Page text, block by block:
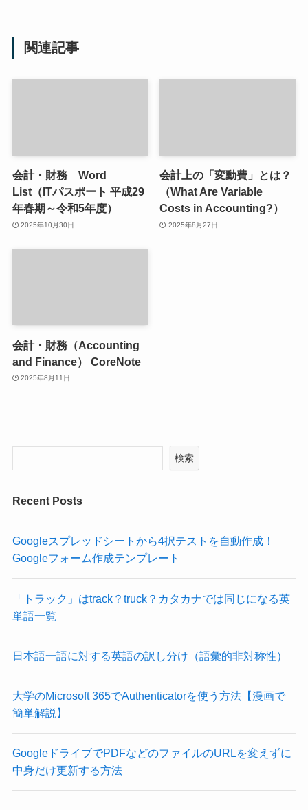
関連記事
会計・財務 Word
List（ITパスポート 平成29
年春期～令和5年度）
2025年10月30日
会計上の「変動費」とは？
（What Are Variable
Costs in Accounting?）
2025年8月27日
会計・財務（Accounting
and Finance） CoreNote
2025年8月11日
検索
Recent Posts
Googleスプレッドシートから4択テストを自動作成！
Googleフォーム作成テンプレート
「トラック」はtrack？truck？カタカナでは同じになる英
単語一覧
日本語一語に対する英語の訳し分け（語彙的非対称性）
大学のMicrosoft 365でAuthenticatorを使う方法【漫画で
簡単解説】
GoogleドライブでPDFなどのファイルのURLを変えずに
中身だけ更新する方法